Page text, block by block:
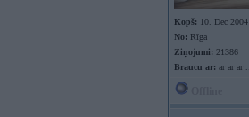
Kopš: 10. Dec 2004
No: Rīga
Ziņojumi: 21386
Braucu ar: ar ar ar ..